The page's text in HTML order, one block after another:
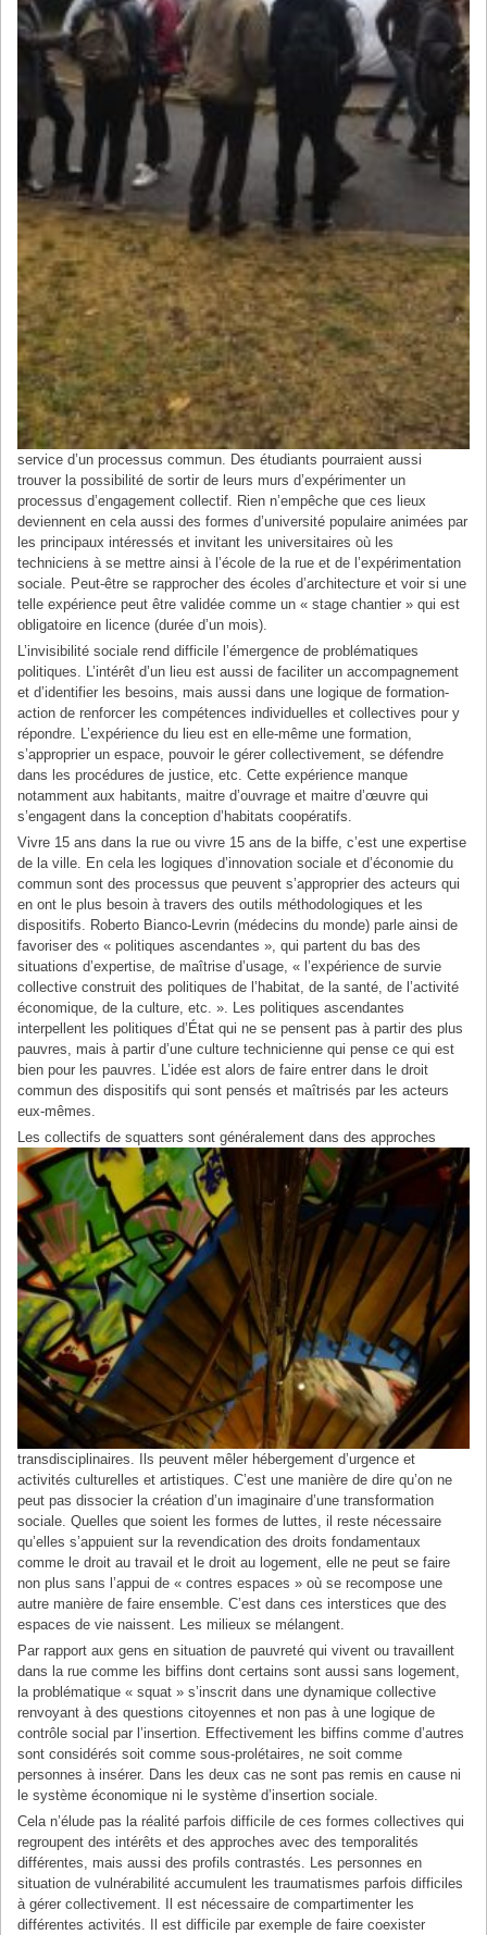
service d’un processus commun. Des étudiants pourraient aussi
trouver la possibilité de sortir de leurs murs d’expérimenter un
processus d’engagement collectif. Rien n’empêche que ces lieux
deviennent en cela aussi des formes d’université populaire animées par
les principaux intéressés et invitant les universitaires où les
techniciens à se mettre ainsi à l’école de la rue et de l’expérimentation
sociale. Peut-être se rapprocher des écoles d’architecture et voir si une
telle expérience peut être validée comme un « stage chantier » qui est
obligatoire en licence (durée d’un mois).
L’invisibilité sociale rend difficile l’émergence de problématiques
politiques. L’intérêt d’un lieu est aussi de faciliter un accompagnement
et d’identifier les besoins, mais aussi dans une logique de formation-
action de renforcer les compétences individuelles et collectives pour y
répondre. L’expérience du lieu est en elle-même une formation,
s’approprier un espace, pouvoir le gérer collectivement, se défendre
dans les procédures de justice, etc. Cette expérience manque
notamment aux habitants, maitre d’ouvrage et maitre d’œuvre qui
s’engagent dans la conception d’habitats coopératifs.
Vivre 15 ans dans la rue ou vivre 15 ans de la biffe, c’est une expertise
de la ville. En cela les logiques d’innovation sociale et d’économie du
commun sont des processus que peuvent s’approprier des acteurs qui
en ont le plus besoin à travers des outils méthodologiques et les
dispositifs. Roberto Bianco-Levrin (médecins du monde) parle ainsi de
favoriser des « politiques ascendantes », qui partent du bas des
situations d’expertise, de maîtrise d’usage, « l’expérience de survie
collective construit des politiques de l’habitat, de la santé, de l’activité
économique, de la culture, etc. ». Les politiques ascendantes
interpellent les politiques d’État qui ne se pensent pas à partir des plus
pauvres, mais à partir d’une culture technicienne qui pense ce qui est
bien pour les pauvres. L’idée est alors de faire entrer dans le droit
commun des dispositifs qui sont pensés et maîtrisés par les acteurs
eux-mêmes.
Les col lectifs de squatters sont généralement dans des approches
transdisciplinaires. Ils peuvent mêler hébergement d’urgence et
activités culturelles et artistiques. C’est une manière de dire qu’on ne
peut pas dissocier la création d’un imaginaire d’une transformation
sociale. Quelles que soient les formes de luttes, il reste nécessaire
qu’elles s’appuient sur la revendication des droits fondamentaux
comme le droit au travail et le droit au logement, elle ne peut se faire
non plus sans l’appui de « contres espaces » où se recompose une
autre manière de faire ensemble. C’est dans ces interstices que des
espaces de vie naissent. Les milieux se mélangent.
Par rapport aux gens en situation de pauvreté qui vivent ou travaillent
dans la rue comme les biffins dont certains sont aussi sans logement,
la problématique « squat » s’inscrit dans une dynamique collective
renvoyant à des questions citoyennes et non pas à une logique de
contrôle social par l’insertion. Effectivement les biffins comme d’autres
sont considérés soit comme sous-prolétaires, ne soit comme
personnes à insérer. Dans les deux cas ne sont pas remis en cause ni
le système économique ni le système d’insertion sociale.
Cela n’élude pas la réalité parfois difficile de ces formes collectives qui
regroupent des intérêts et des approches avec des temporalités
différentes, mais aussi des profils contrastés. Les personnes en
situation de vulnérabilité accumulent les traumatismes parfois difficiles
à gérer collectivement. Il est nécessaire de compartimenter les
différentes activités. Il est difficile par exemple de faire coexister